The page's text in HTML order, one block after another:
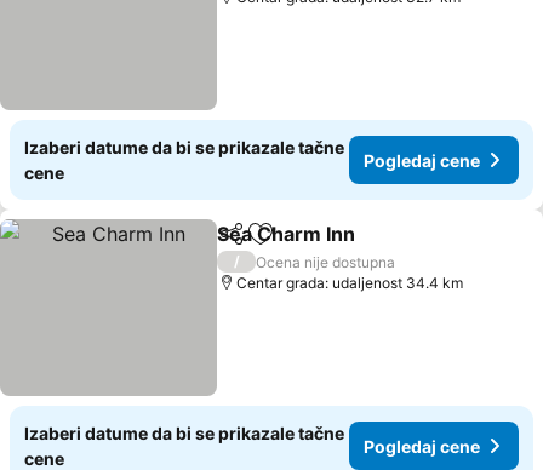
Izaberi datume da bi se prikazale tačne
cene
Pogledaj cene
Deli Dodati u favorite
Sea Charm Inn
/
Ocena nije dostupna
Centar grada: udaljenost 34.4 km
Izaberi datume da bi se prikazale tačne
cene
Pogledaj cene